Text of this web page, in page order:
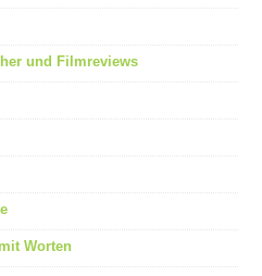
und Filmreviews
Worten